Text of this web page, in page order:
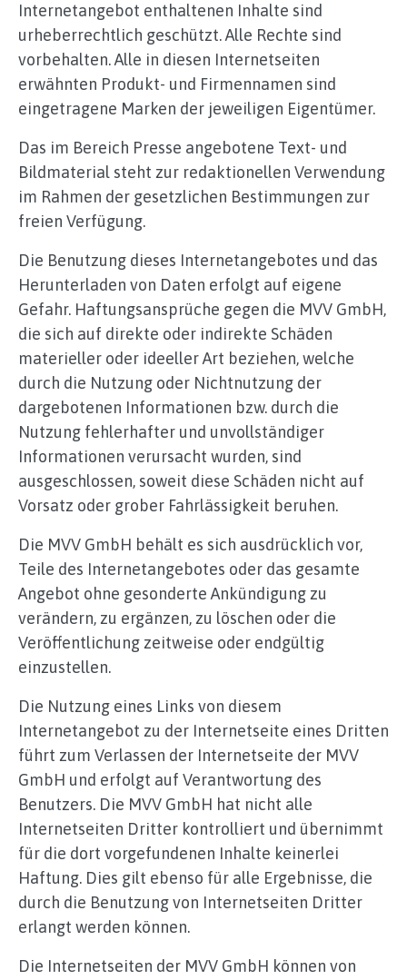
Internetangebot enthaltenen Inhalte sind
urheberrechtlich geschützt. Alle Rechte sind
vorbehalten. Alle in diesen Internetseiten
erwähnten Produkt- und Firmennamen sind
eingetragene Marken der jeweiligen Eigentümer.
Das im Bereich Presse angebotene Text- und
Bildmaterial steht zur redaktionellen Verwendung
im Rahmen der gesetzlichen Bestimmungen zur
freien Verfügung.
Die Benutzung dieses Internetangebotes und das
Herunterladen von Daten erfolgt auf eigene
Gefahr. Haftungsansprüche gegen die MVV GmbH,
die sich auf direkte oder indirekte Schäden
materieller oder ideeller Art beziehen, welche
durch die Nutzung oder Nichtnutzung der
dargebotenen Informationen bzw. durch die
Nutzung fehlerhafter und unvollständiger
Informationen verursacht wurden, sind
ausgeschlossen, soweit diese Schäden nicht auf
Vorsatz oder grober Fahrlässigkeit beruhen.
Die MVV GmbH behält es sich ausdrücklich vor,
Teile des Internetangebotes oder das gesamte
Angebot ohne gesonderte Ankündigung zu
verändern, zu ergänzen, zu löschen oder die
Veröffentlichung zeitweise oder endgültig
einzustellen.
Die Nutzung eines Links von diesem
Internetangebot zu der Internetseite eines Dritten
führt zum Verlassen der Internetseite der MVV
GmbH und erfolgt auf Verantwortung des
Benutzers. Die MVV GmbH hat nicht alle
Internetseiten Dritter kontrolliert und übernimmt
für die dort vorgefundenen Inhalte keinerlei
Haftung. Dies gilt ebenso für alle Ergebnisse, die
durch die Benutzung von Internetseiten Dritter
erlangt werden können.
Die Internetseiten der MVV GmbH können von